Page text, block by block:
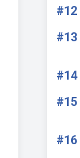
#12
#13
#14
#15
#16